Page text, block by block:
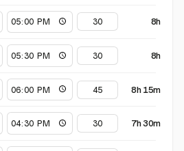
8h
8h
8h 15m
7h 30m